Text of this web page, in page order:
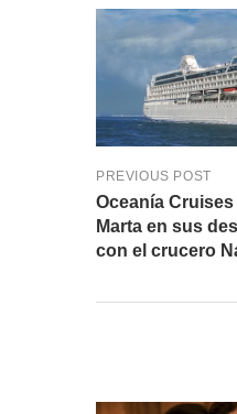
PREVIOUS POST
Oceanía
Marta en sus
con el crucero